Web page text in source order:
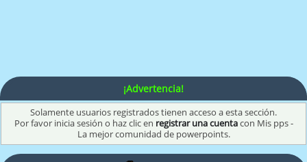
¡Advertencia!
Solamente usuarios registrados tienen acceso a esta sección.
Por favor inicia sesión o haz clic en registrar una cuentacon Mis pps -
La mejor comunidad de powerpoints.